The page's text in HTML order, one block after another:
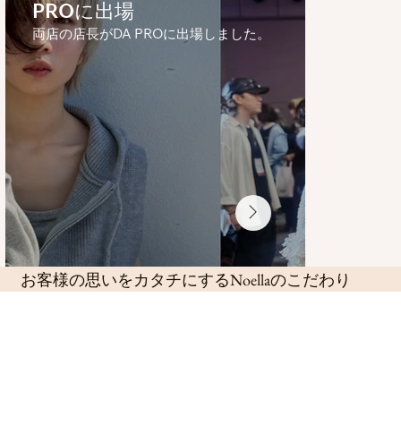
お客様の思いをカタチにするNoellaのこだわり
PROに出場
両店の店長がDA PROに出場しました。